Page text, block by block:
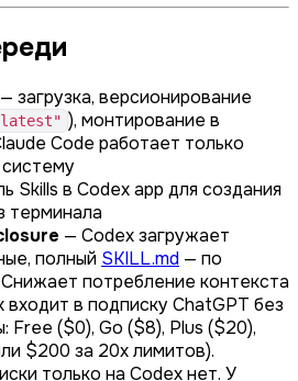
— загрузка, версионирование
), монтирование в
Code работает только
Skills в Codex app для создания
терминала
— Codex загружает
полный SKILL.md — по
потребление контекста
входит в подписку ChatGPT без
Free ($0), Go ($8), Plus ($20),
$200 за 20x лимитов).
только на Codex нет. У